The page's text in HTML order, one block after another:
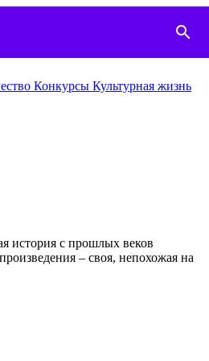
search
Конкурcы Культурная жизнь
история с прошлых веков
– своя, непохожая на